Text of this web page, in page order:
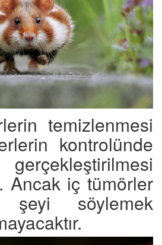
temizlenmesi
kontrolünde
gerçekleştirilmesi
Ancak iç tümörler
söylemek